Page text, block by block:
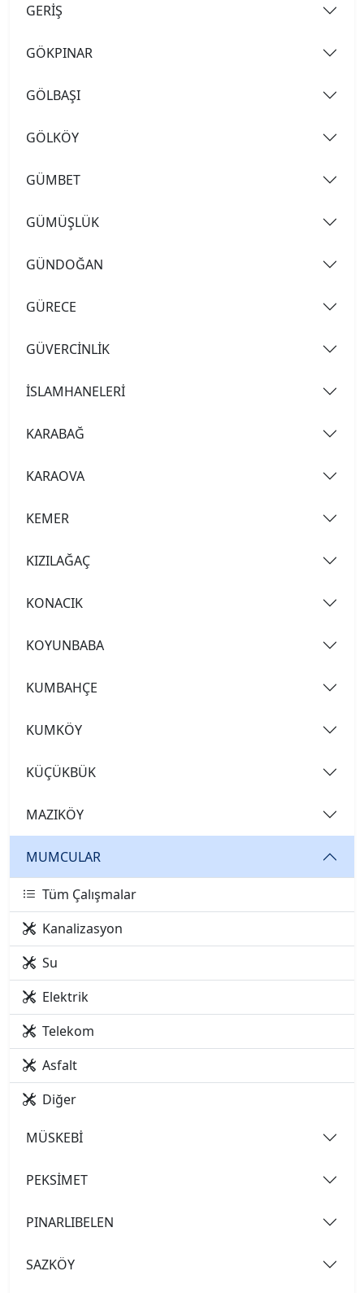
GERİŞ
GÖKPINAR
GÖLBAŞI
GÖLKÖY
GÜMBET
GÜMÜŞLÜK
GÜNDOĞAN
GÜRECE
GÜVERCİNLİK
İSLAMHANELERİ
KARABAĞ
KARAOVA
KEMER
KIZILAĞAÇ
KONACIK
KOYUNBABA
KUMBAHÇE
KUMKÖY
KÜÇÜKBÜK
MAZIKÖY
MUMCULAR
Tüm Çalışmalar
Kanalizasyon
Su
Elektrik
Telekom
Asfalt
Diğer
MÜSKEBİ
PEKSİMET
PINARLIBELEN
SAZKÖY